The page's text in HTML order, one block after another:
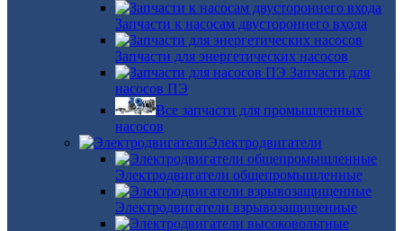
Запчасти к насосам двустороннего входа
Запчасти для энергетических насосов
Запчасти для
насосов ПЭ
Все запчасти для промышленных
насосов
Электродвигатели
Электродвигатели общепромышленные
Электродвигатели взрывозащищенные